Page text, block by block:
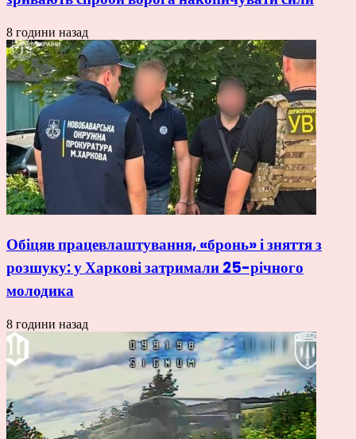
8 години назад
Обіцяв працевлаштування, «бронь» і зняття з
розшуку: у Харкові затримали 25-річного
молодика
8 години назад